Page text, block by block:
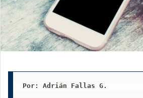
Por: Adrián Fallas G.